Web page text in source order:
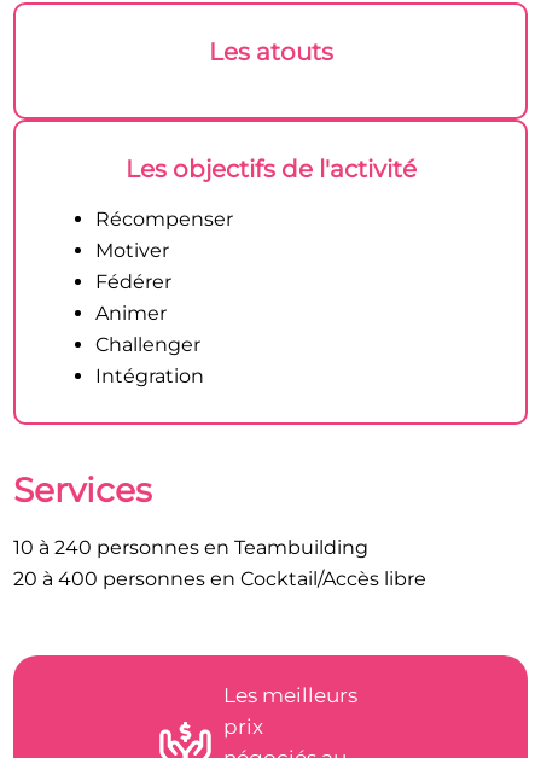
Les atouts
Les objectifs de l'activité
Récompenser
Motiver
Fédérer
Animer
Challenger
Intégration
Services
10 à 240 personnes en Teambuilding
20 à 400 personnes en Cocktail/Accès libre
Les meilleurs
prix